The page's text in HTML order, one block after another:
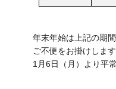
年末年始は上記の期
ご不便をお掛けしま
1月6日（月）より平